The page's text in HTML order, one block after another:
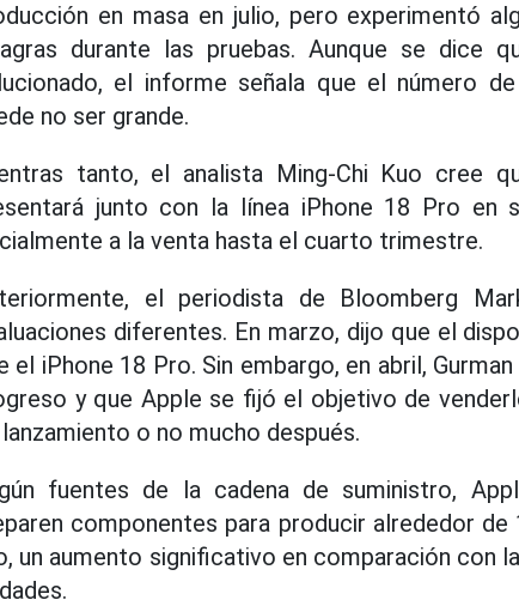
en masa en julio, pero experimentó
durante las pruebas. Aunque se dice
el informe señala que el número
no ser grande.
tanto, el analista Ming-Chi Kuo cree
junto con la línea iPhone 18 Pro en
a la venta hasta el cuarto trimestre.
el periodista de Bloomberg
diferentes. En marzo, dijo que el
el iPhone 18 Pro. Sin embargo, en abril,
y que Apple se fijó el objetivo de
o no mucho después.
fuentes de la cadena de suministro,
componentes para producir alrededor
un aumento significativo en comparación con